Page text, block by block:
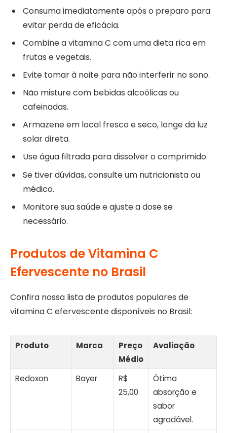
Consuma imediatamente após o preparo para
evitar perda de eficácia.
Combine a vitamina C com uma dieta rica em
frutas e vegetais.
Evite tomar à noite para não interferir no sono.
Não misture com bebidas alcoólicas ou
cafeinadas.
Armazene em local fresco e seco, longe da luz
solar direta.
Use água filtrada para dissolver o comprimido.
Se tiver dúvidas, consulte um nutricionista ou
médico.
Monitore sua saúde e ajuste a dose se
necessário.
Produtos de Vitamina C
Efervescente no Brasil
Confira nossa lista de produtos populares de
vitamina C efervescente disponíveis no Brasil:
Produto Marca
Preço
Médio
Avaliação
Redoxon Bayer
R$
25,00
Ótima
absorção e
sabor
agradável.